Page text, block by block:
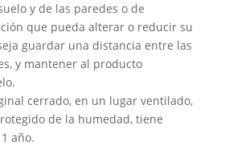
y de las paredes o de
que pueda alterar o reducir su
guardar una distancia entre las
y mantener al producto
cerrado, en un lugar ventilado,
de la humedad, tiene
año.